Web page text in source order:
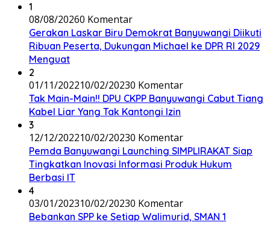
1
08/08/20260 Komentar
Gerakan Laskar Biru Demokrat Banyuwangi Diikuti
Ribuan Peserta, Dukungan Michael ke DPR RI 2029
Menguat
2
01/11/202210/02/20230 Komentar
Tak Main-Main!! DPU CKPP Banyuwangi Cabut Tiang
Kabel Liar Yang Tak Kantongi Izin
3
12/12/202210/02/20230 Komentar
Pemda Banyuwangi Launching SIMPLIRAKAT Siap
Tingkatkan Inovasi Informasi Produk Hukum
Berbasi IT
4
03/01/202310/02/20230 Komentar
Bebankan SPP ke Setiap Walimurid, SMAN 1